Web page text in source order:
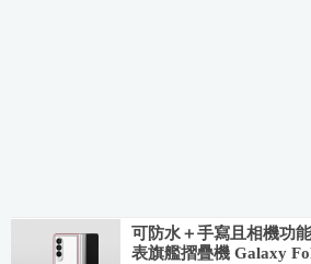
可防水＋手寫且相機功
表旗艦摺疊機 Galaxy